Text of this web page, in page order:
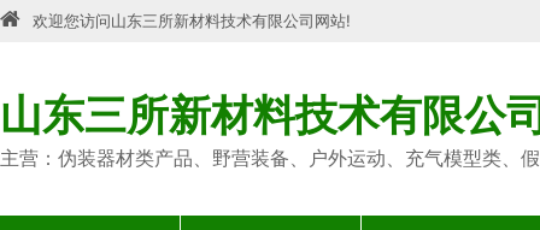
欢迎您访问山东三所新材料技术有限公司网站!
山东三所新材料技术有限公
主营：伪装器材类产品、野营装备、户外运动、充气模型类、